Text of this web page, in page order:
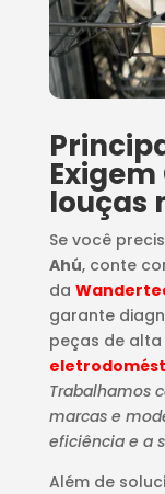
louças
Se você
Ahú, conte
da
garante
peças de
Trabalhamos
marcas e
eficiência e a
Além de